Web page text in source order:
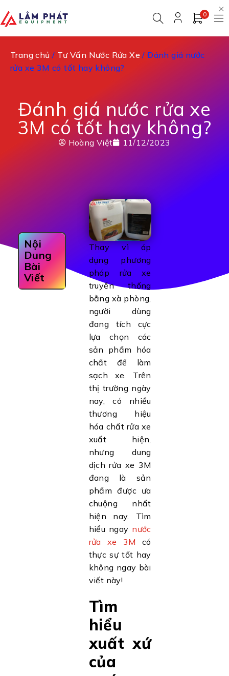
0
Trang chủ / Tư Vấn Nước Rửa Xe / Đánh giá nước
rửa xe 3M có tốt hay không?
Đánh giá nước rửa xe
3M có tốt hay không?
Hoàng Việt 11/12/2023
Nội
Dung
Bài
Viết
Thay vì áp
dụng phương
pháp rửa xe
truyền thống
bằng xà phòng,
người dùng
đang tích cực
lựa chọn các
sản phẩm hóa
chất để làm
sạch xe. Trên
thị trường ngày
nay, có nhiều
thương hiệu
hóa chất rửa xe
xuất hiện,
nhưng dung
dịch rửa xe 3M
đang là sản
phẩm được ưa
chuộng nhất
hiện nay. Tìm
hiểu ngay nước
rửa xe 3M có
thực sự tốt hay
không ngay bài
viết này!
Tìm
hiểu
xuất xứ
của